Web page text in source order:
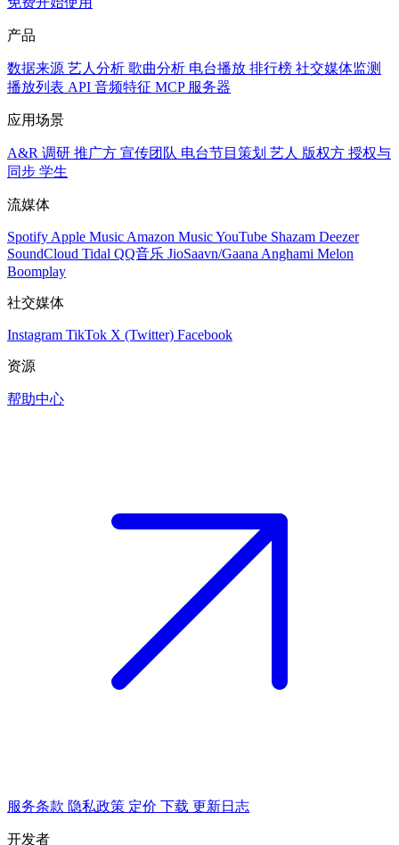
产品
数据来源 艺人分析 歌曲分析 电台播放 排行榜 社交媒体监测
播放列表 API 音频特征 MCP 服务器
应用场景
A&R 调研 推广方 宣传团队 电台节目策划 艺人 版权方 授权与
同步 学生
流媒体
Spotify Apple Music Amazon MusicYouTube Shazam Deezer
SoundCloud Tidal QQ音乐 JioSaavn/Gaana Anghami Melon
Boomplay
社交媒体
Instagram TikTok X (Twitter) Facebook
资源
帮助中心
服务条款 隐私政策 定价 下载 更新日志
开发者